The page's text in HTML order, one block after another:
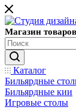
Магазин
Каталог
Бильярдные
Бильярдные кии
Игровые столы